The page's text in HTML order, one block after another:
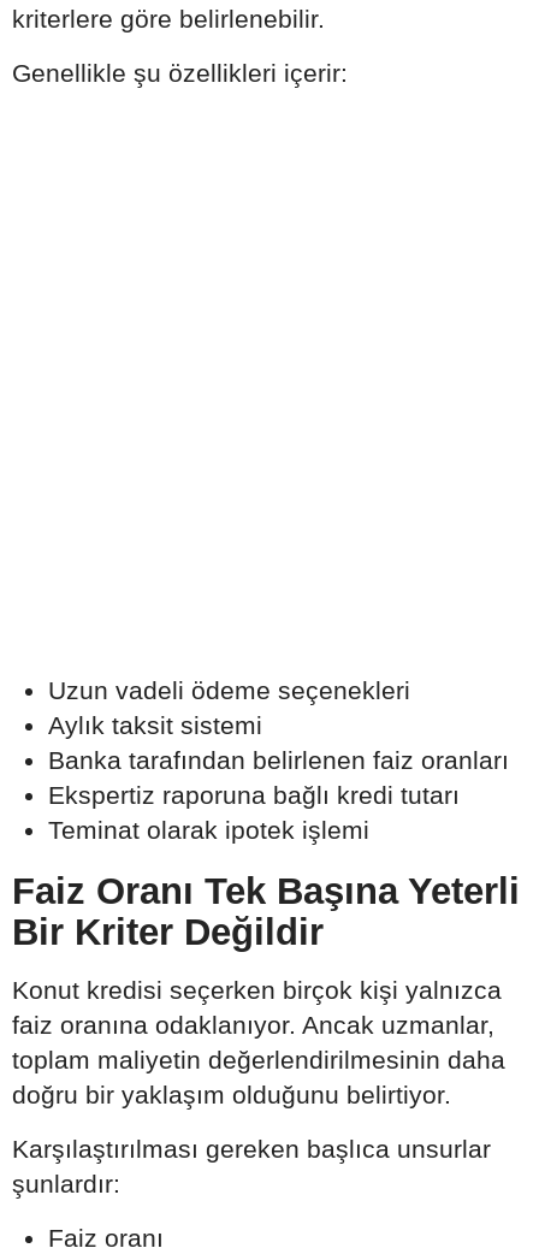
kriterlere göre belirlenebilir.
Genellikle şu özellikleri içerir:
Uzun vadeli ödeme seçenekleri
Aylık taksit sistemi
Banka tarafından belirlenen faiz oranları
Ekspertiz raporuna bağlı kredi tutarı
Teminat olarak ipotek işlemi
Faiz Oranı Tek Başına Yeterli
Bir Kriter Değildir
Konut kredisi seçerken birçok kişi yalnızca
faiz oranına odaklanıyor. Ancak uzmanlar,
toplam maliyetin değerlendirilmesinin daha
doğru bir yaklaşım olduğunu belirtiyor.
Karşılaştırılması gereken başlıca unsurlar
şunlardır:
Faiz oranı